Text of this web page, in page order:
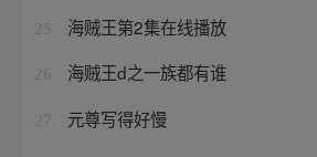
25 海贼王第2集在线播放
26 海贼王d之一族都有谁
27 元尊写得好慢